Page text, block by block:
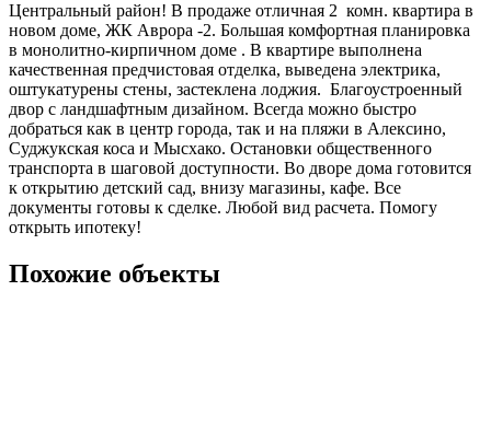
Центральный район! В продаже отличная 2 комн. квартира в
новом доме, ЖК Аврора -2. Большая комфортная планировка
в монолитно-кирпичном доме . В квартире выполнена
качественная предчистовая отделка, выведена электрика,
оштукатурены стены, застеклена лоджия. Благоустроенный
двор с ландшафтным дизайном. Всегда можно быстро
добраться как в центр города, так и на пляжи в Алексино,
Суджукская коса и Мысхако. Остановки общественного
транспорта в шаговой доступности. Во дворе дома готовится
к открытию детский сад, внизу магазины, кафе. Все
документы готовы к сделке. Любой вид расчета. Помогу
открыть ипотеку!
Похожие объекты